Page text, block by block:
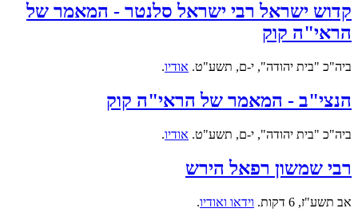
קדוש ישראל רבי ישראל סלנטר - המאמר של
הראי"ה קוק
ביה"כ "בית יהודה", י-ם, תשע"ט. אודיו.
הנצי"ב - המאמר של הראי"ה קוק
ביה"כ "בית יהודה", י-ם, תשע"ט. אודיו.
רבי שמשון רפאל הירש
אב תשע"ז, 6 דקות. וידאו ואודיו.